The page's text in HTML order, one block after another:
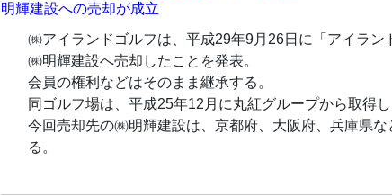
明輝建設への売却が成立
㈱アイランドゴルフは、平成29年9月26日に「アイラ
㈱明輝建設へ売却したことを発表。
会員の権利などはそのまま継承する。
同ゴルフ場は、平成25年12月に丸紅グループから取得
今回売却先の㈱明輝建設は、京都府、大阪府、兵庫県
る。